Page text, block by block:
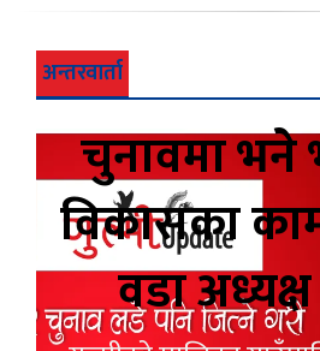
अन्तरवार्ता
चुनावमा भने
विकासका
वडा